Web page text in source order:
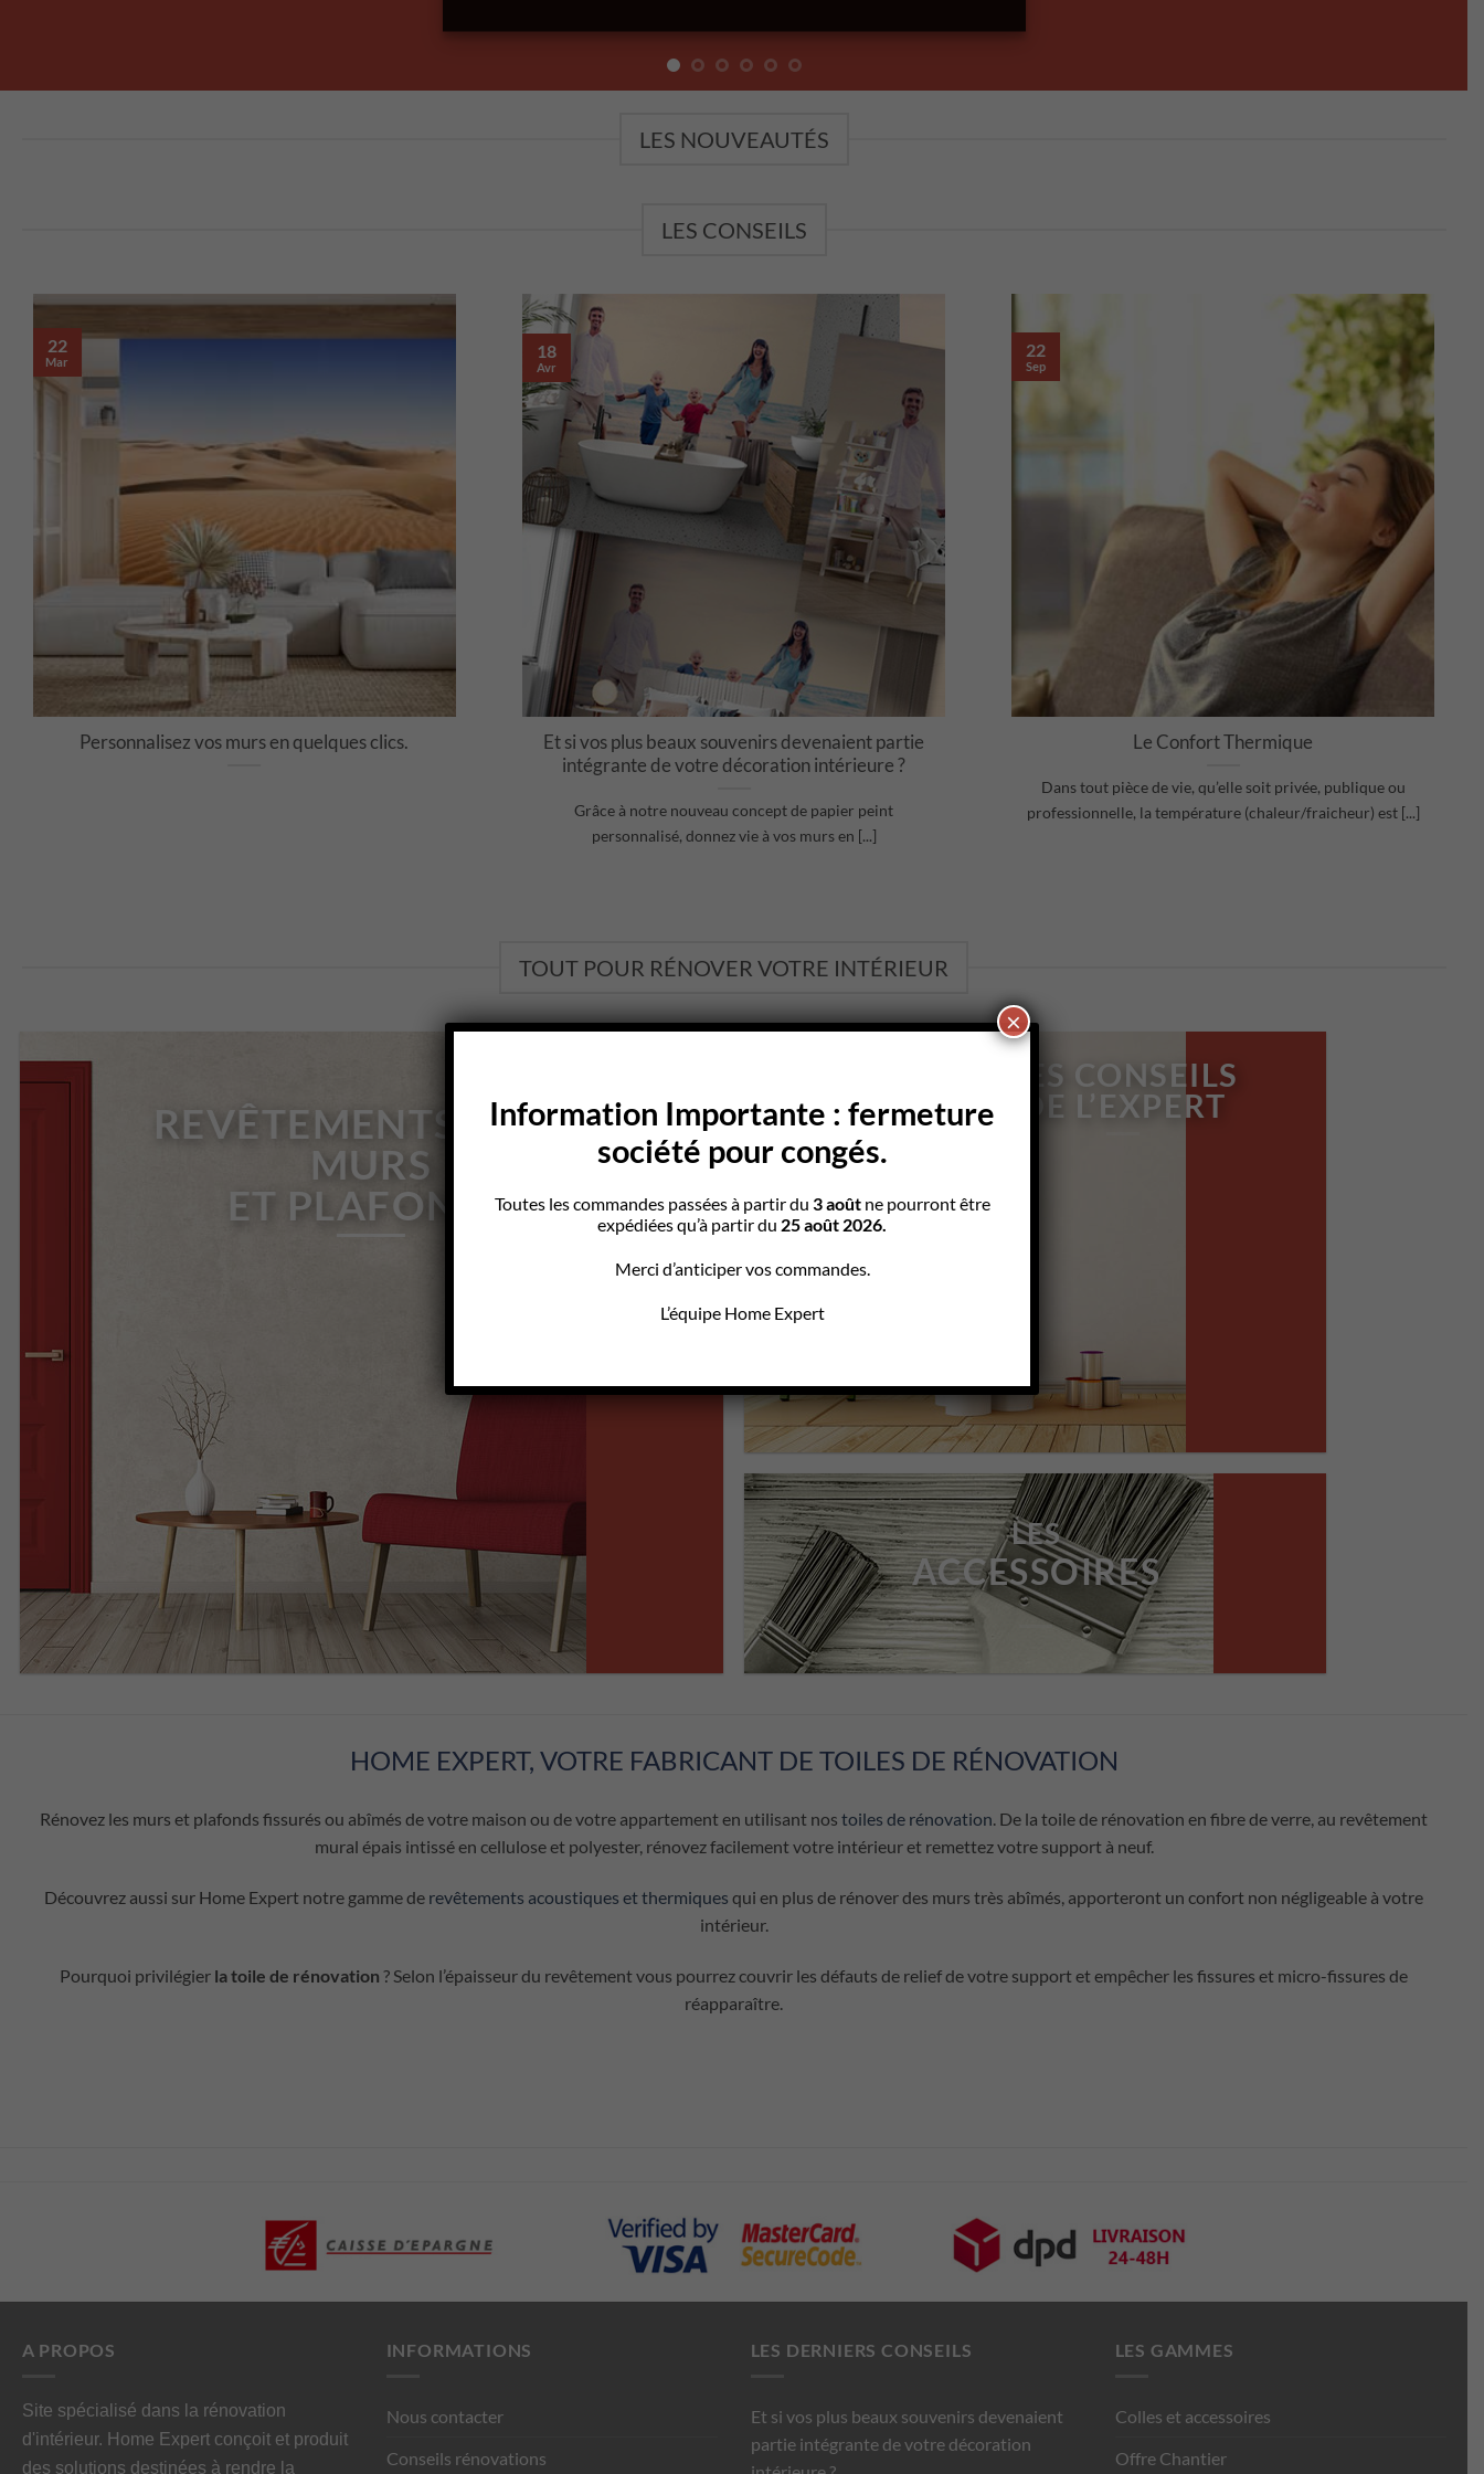
LES NOUVEAUTÉS
LES CONSEILS
Personnalisez vos murs en quelques clics.
22
Mar
Et si vos plus beaux souvenirs devenaient partie
intégrante de votre décoration intérieure ?
Grâce à notre nouveau concept de papier peint
personnalisé, donnez vie à vos murs en [...]
18
Avr
Le Confort Thermique
Dans tout pièce de vie, qu’elle soit privée, publique ou
professionnelle, la température (chaleur/fraicheur) est [...]
22
Sep
TOUT POUR RÉNOVER VOTRE INTÉRIEUR
REVÊTEMENTS POUR
MURS
ET PLAFONDS
LES CONSEILS
DE L’EXPERT
LES
ACCESSOIRES
HOME EXPERT, VOTRE FABRICANT DE TOILES DE RÉNOVATION
Rénovez les murs et plafonds fissurés ou abîmés de votre maison ou de votre appartement en utilisant nos toiles de rénovation. De la toile de rénovation en fibre de verre, au revêtement
mural épais intissé en cellulose et polyester, rénovez facilement votre intérieur et remettez votre support à neuf.
Découvrez aussi sur Home Expert notre gamme de revêtements acoustiques et thermiques qui en plus de rénover des murs très abîmés, apporteront un confort non négligeable à votre
intérieur.
Pourquoi privilégier la toile de rénovation ? Selon l’épaisseur du revêtement vous pourrez couvrir les défauts de relief de votre support et empêcher les fissures et micro-fissures de
réapparaître.
A PROPOS
Site spécialisé dans la rénovation
d'intérieur. Home Expert conçoit et produit
des solutions destinées à rendre la
INFORMATIONS
Nous contacter
Conseils rénovations
LES DERNIERS CONSEILS
Et si vos plus beaux souvenirs devenaient
partie intégrante de votre décoration
LES GAMMES
Colles et accessoires
Offre Chantier
Information Importante : fermeture
société pour congés.
Toutes les commandes passées à partir du 3 août ne pourront être
expédiées qu’à partir du 25 août 2026.
Merci d’anticiper vos commandes.
L’équipe Home Expert
×